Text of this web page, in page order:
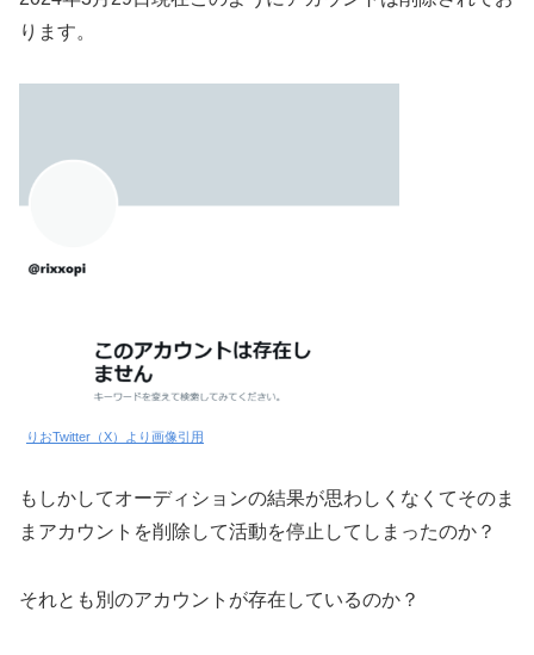
ります。
りおTwitter（X）より画像引用
もしかしてオーディションの結果が思わしくなくてそのま
まアカウントを削除して活動を停止してしまったのか？
それとも別のアカウントが存在しているのか？